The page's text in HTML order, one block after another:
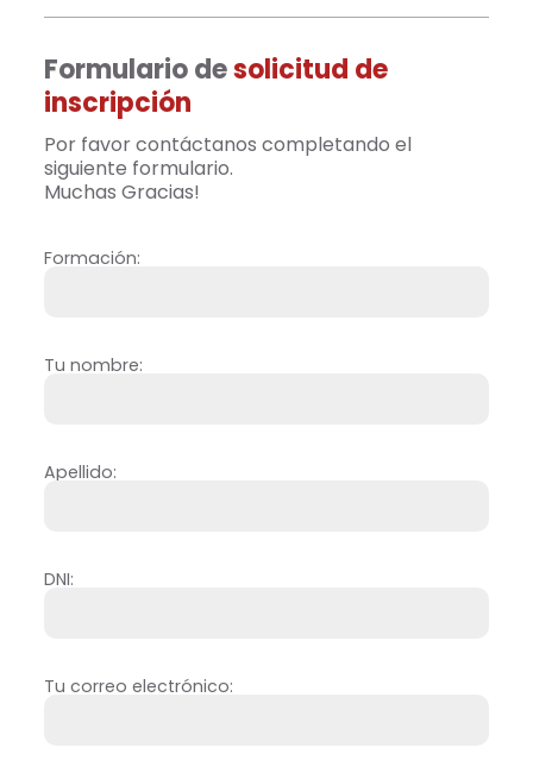
Formulario desolicitud de
inscripción
Por favor contáctanos completando el
siguiente formulario.
Muchas Gracias!
Formación:
Tu nombre:
Apellido:
DNI:
Tu correo electrónico: